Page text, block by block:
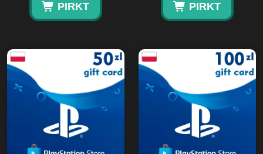
PIRKT PIRKT